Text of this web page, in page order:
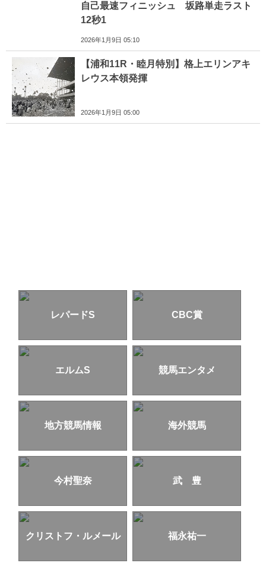
自己最速フィニッシュ 坂路単走ラスト
12秒1
2026年1月9日 05:10
【浦和11R・睦月特別】格上エリンアキ
レウス本領発揮
2026年1月9日 05:00
レパードS CBC賞
エルムS 競馬エンタメ
地方競馬情報 海外競馬
今村聖奈 武 豊
クリストフ・ルメール 福永祐一